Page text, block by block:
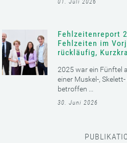
01. Juli 2026
Fehlzeitenreport
Fehlzeiten im
rückläufig,
2025 war ein Fünftel
einer Muskel-,
betroffen ...
30. Juni 2026